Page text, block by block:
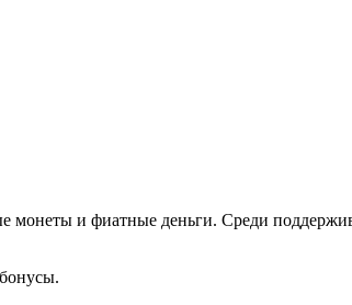
монеты и фиатные деньги. Среди